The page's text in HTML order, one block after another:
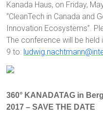
Kanada Haus, on Friday,
“CleanTech in Canada and
Innovation Ecosystems”.
The conference will be held
9 to:
360° KANADATAG in
2017 – SAVE THE DATE